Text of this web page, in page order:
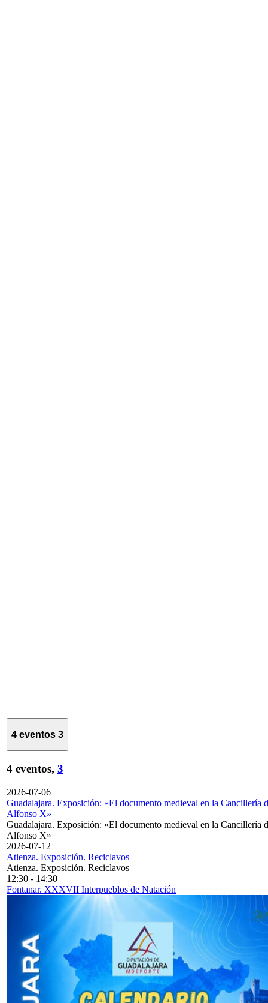
4 eventos 3
4 eventos, 3
2026-07-06
Guadalajara. Exposición: «El documento medieval en la Cancillería
Alfonso X»
Guadalajara. Exposición: «El documento medieval en la Cancillería
Alfonso X»
2026-07-12
Atienza. Exposición. Reciclavos
Atienza. Exposición. Reciclavos
12:30 - 14:30
Fontanar. XXXVII Interpueblos de Natación